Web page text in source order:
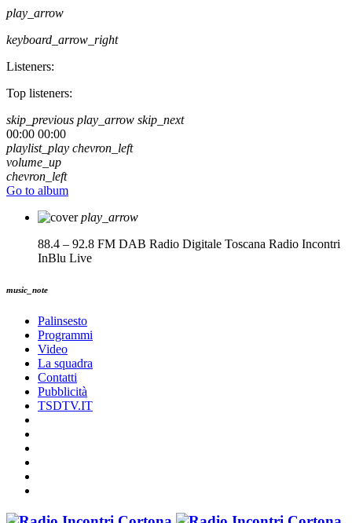
play_arrow
keyboard_arrow_right
Listeners:
Top listeners:
skip_previous play_arrow skip_next
00:00 00:00
playlist_play chevron_left
volume_up
chevron_left
Go to album
play_arrow
88.4 – 92.8 FM DAB Radio Digitale Toscana Radio Incontri
InBlu Live
music_note
Palinsesto
Programmi
Video
La squadra
Contatti
Pubblicità
TSDTV.IT